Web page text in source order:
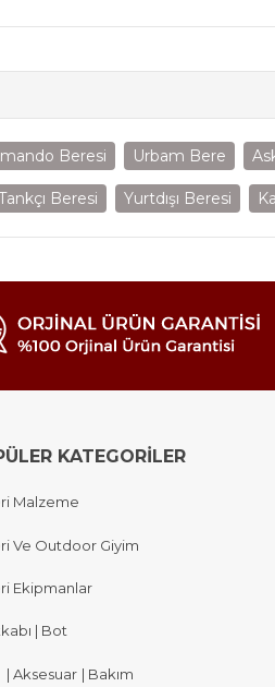
Beresi Urbam Bere
Beresi Yurtdışı Beresi
KATEGORİLER
Malzeme
Ve Outdoor Giyim
Ekipmanlar
| Bot
| Aksesuar | Bakım